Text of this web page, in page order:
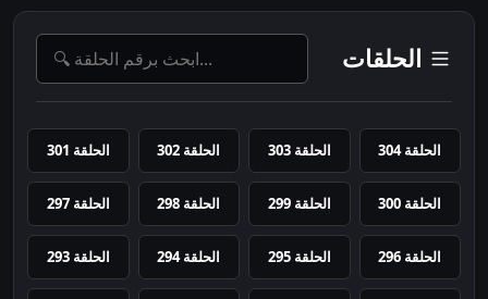
الحلقات
الحلقة 304 الحلقة 303 الحلقة 302 الحلقة 301
الحلقة 300 الحلقة 299 الحلقة 298 الحلقة 297
الحلقة 296 الحلقة 295 الحلقة 294 الحلقة 293